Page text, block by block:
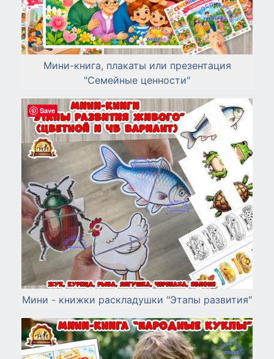
Мини-книга, плакаты или презентация
"Семейные ценности"
Мини - книжки раскладушки "Этапы развития"
Save